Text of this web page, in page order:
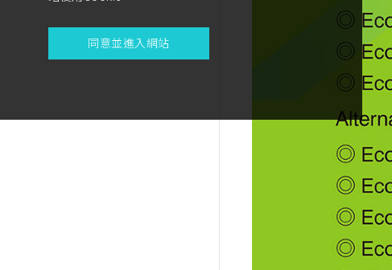
同意並進入網站